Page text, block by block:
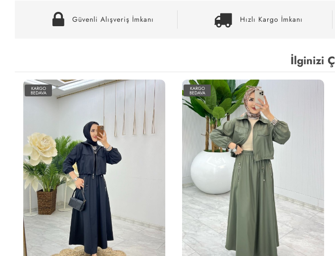
Güvenli Alışveriş İmkanı Hızlı Kargo İmkanı
İlginizi
KARGO
BEDAVA
KARGO
BEDAVA